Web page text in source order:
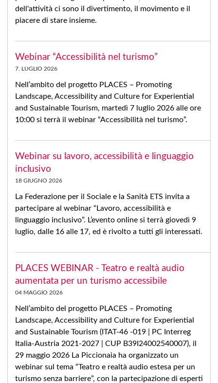
dell'attività ci sono il divertimento, il movimento e il
piacere di stare insieme.
Webinar “Accessibilità nel turismo”
7. LUGLIO 2026
Nell’ambito del progetto PLACES – Promoting
Landscape, Accessibility and Culture for Experiential
and Sustainable Tourism, martedì 7 luglio 2026 alle ore
10:00 si terrà il webinar “Accessibilità nel turismo”.
Webinar su lavoro, accessibilità e linguaggio
inclusivo
18 GIUGNO 2026
La Federazione per il Sociale e la Sanità ETS invita a
partecipare al webinar “Lavoro, accessibilità e
linguaggio inclusivo”. L’evento online si terrà giovedì 9
luglio, dalle 16 alle 17, ed è rivolto a tutti gli interessati.
PLACES WEBINAR - Teatro e realtà audio
aumentata per un turismo accessibile
04 MAGGIO 2026
Nell’ambito del progetto PLACES – Promoting
Landscape, Accessibility and Culture for Experiential
and Sustainable Tourism (ITAT-46 -019 | PC Interreg
Italia-Austria 2021-2027 | CUP B39I24002540007), il
29 maggio 2026 La Piccionaia ha organizzato un
webinar sul tema “Teatro e realtà audio estesa per un
turismo senza barriere”, con la partecipazione di esperti